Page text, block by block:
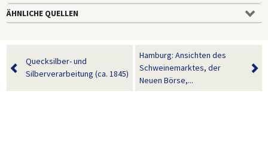
ÄHNLICHE QUELLEN
Quecksilber- und
Silberverarbeitung (ca. 1845)
Hamburg: Ansichten des
Schweinemarktes, der
Neuen Börse,...